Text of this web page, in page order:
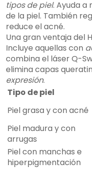
tipos de piel. Ayuda a
de la piel. También
reduce el acné.
Una gran ventaja del
Incluye aquellas con
combina el láser Q-
elimina capas
expresión.
Tipo de piel
Piel grasa y con acné
Piel madura y con
arrugas
Piel con manchas e
hiperpigmentación